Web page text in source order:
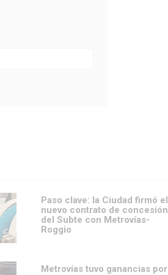
Paso clave: la Ciudad firmó el
nuevo contrato de concesión
del Subte con Metrovías-
Roggio
Metrovías tuvo ganancias por